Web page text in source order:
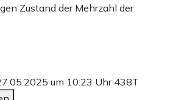
Zustand der Mehrzahl der
um 10:23 Uhr 438T